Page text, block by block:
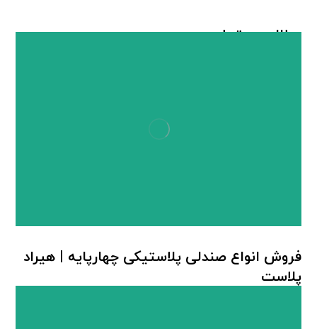
مطالب مرتبط ...
فروش انواع صندلی پلاستیکی چهارپایه | هیراد
پلاست